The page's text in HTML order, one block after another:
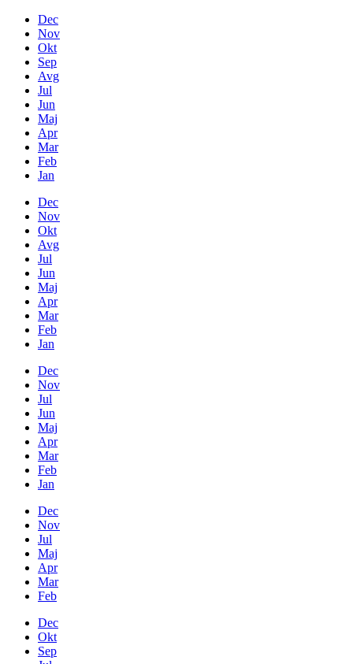
Dec
Nov
Okt
Sep
Avg
Jul
Jun
Maj
Apr
Mar
Feb
Jan
Dec
Nov
Okt
Avg
Jul
Jun
Maj
Apr
Mar
Feb
Jan
Dec
Nov
Jul
Jun
Maj
Apr
Mar
Feb
Jan
Dec
Nov
Jul
Maj
Apr
Mar
Feb
Dec
Okt
Sep